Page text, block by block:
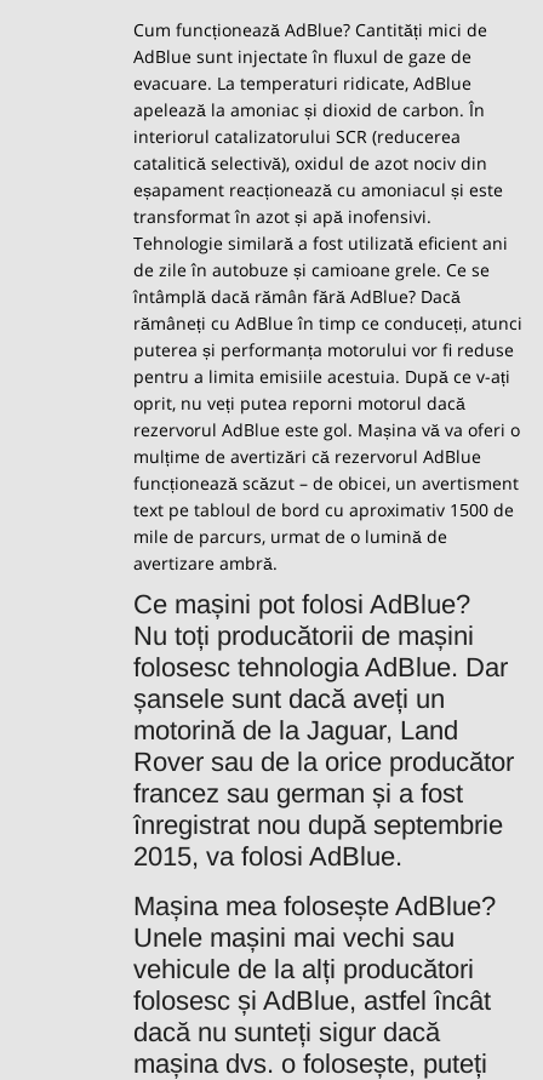
Cum funcționează AdBlue? Cantități mici de
AdBlue sunt injectate în fluxul de gaze de
evacuare. La temperaturi ridicate, AdBlue
apelează la amoniac și dioxid de carbon. În
interiorul catalizatorului SCR (reducerea
catalitică selectivă), oxidul de azot nociv din
eșapament reacționează cu amoniacul și este
transformat în azot și apă inofensivi.
Tehnologie similară a fost utilizată eficient ani
de zile în autobuze și camioane grele. Ce se
întâmplă dacă rămân fără AdBlue? Dacă
rămâneți cu AdBlue în timp ce conduceți, atunci
puterea și performanța motorului vor fi reduse
pentru a limita emisiile acestuia. După ce v-ați
oprit, nu veți putea reporni motorul dacă
rezervorul AdBlue este gol. Mașina vă va oferi o
mulțime de avertizări că rezervorul AdBlue
funcționează scăzut – de obicei, un avertisment
text pe tabloul de bord cu aproximativ 1500 de
mile de parcurs, urmat de o lumină de
avertizare ambră.
Ce mașini pot folosi AdBlue?
Nu toți producătorii de mașini
folosesc tehnologia AdBlue. Dar
șansele sunt dacă aveți un
motorină de la Jaguar, Land
Rover sau de la orice producător
francez sau german și a fost
înregistrat nou după septembrie
2015, va folosi AdBlue.
Mașina mea folosește AdBlue?
Unele mașini mai vechi sau
vehicule de la alți producători
folosesc și AdBlue, astfel încât
dacă nu sunteți sigur dacă
mașina dvs. o folosește, puteți